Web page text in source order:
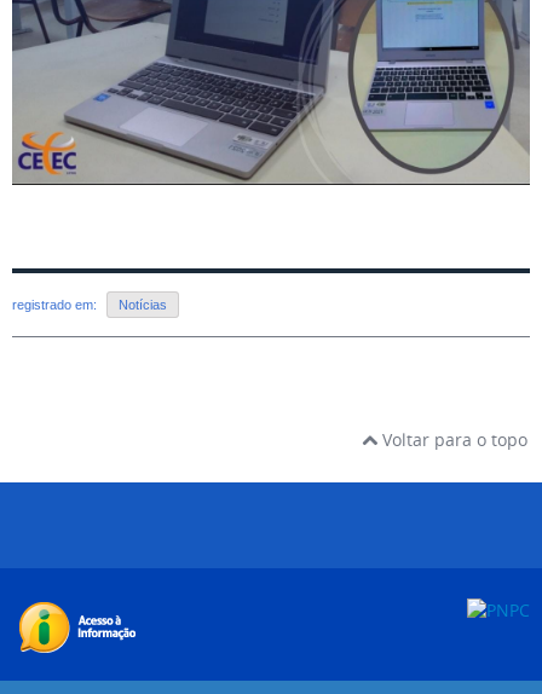
registrado em: Notícias
Voltar para o topo